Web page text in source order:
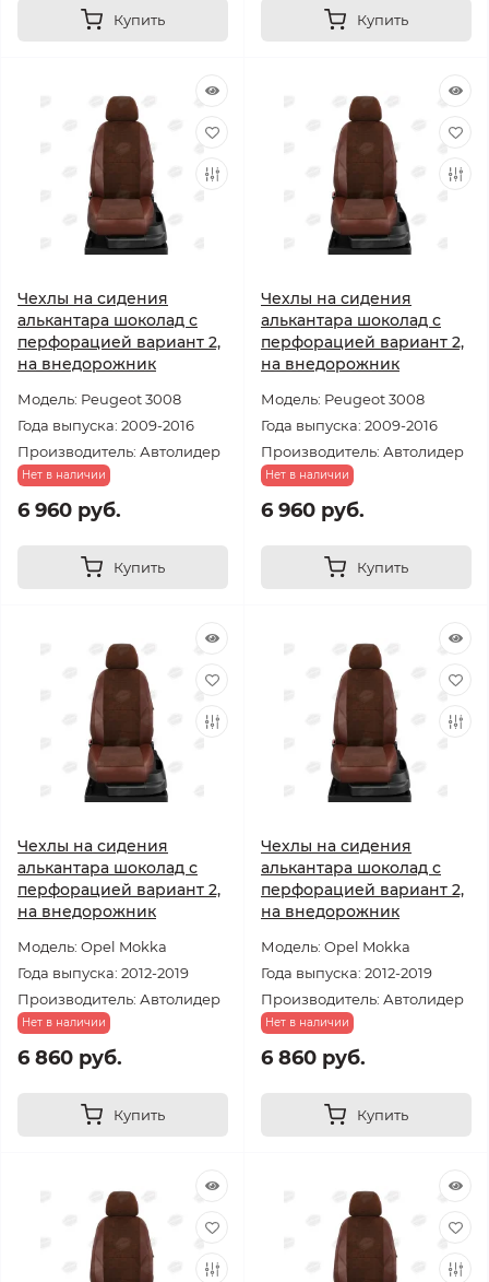
Купить Купить
Чехлы на сидения
алькантара шоколад с
перфорацией вариант 2,
на внедорожник
Модель: Peugeot 3008
Года выпуска: 2009-2016
Производитель: Автолидер
Нет в наличии
6 960 руб.
Купить
Чехлы на сидения
алькантара шоколад с
перфорацией вариант 2,
на внедорожник
Модель: Peugeot 3008
Года выпуска: 2009-2016
Производитель: Автолидер
Нет в наличии
6 960 руб.
Купить
Чехлы на сидения
алькантара шоколад с
перфорацией вариант 2,
на внедорожник
Модель: Opel Mokka
Года выпуска: 2012-2019
Производитель: Автолидер
Нет в наличии
6 860 руб.
Купить
Чехлы на сидения
алькантара шоколад с
перфорацией вариант 2,
на внедорожник
Модель: Opel Mokka
Года выпуска: 2012-2019
Производитель: Автолидер
Нет в наличии
6 860 руб.
Купить